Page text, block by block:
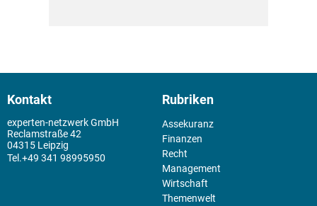
Kontakt
experten-netzwerk GmbH
Reclamstraße 42
04315 Leipzig
+49 341 98995950
Rubriken
Assekuranz
Finanzen
Recht
Management
Wirtschaft
Themenwelt